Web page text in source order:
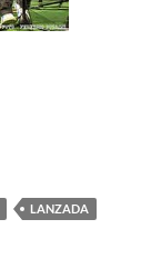
LANZADA